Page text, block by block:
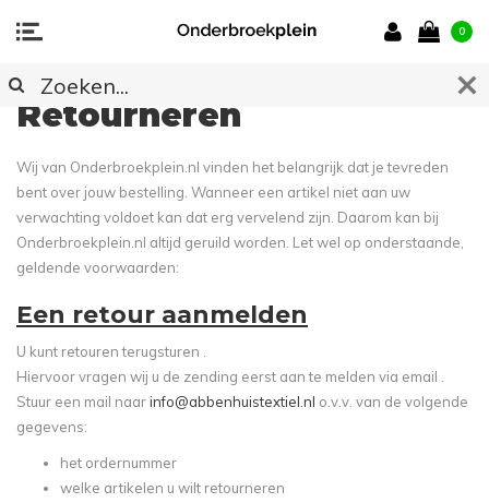
0
Retourneren
Wij van Onderbroekplein.nl vinden het belangrijk dat je tevreden
bent over jouw bestelling. Wanneer een artikel niet aan uw
verwachting voldoet kan dat erg vervelend zijn. Daarom kan bij
Onderbroekplein.nl altijd geruild worden. Let wel op onderstaande,
geldende voorwaarden:
Een retour aanmelden
U kunt retouren terugsturen .
Hiervoor vragen wij u de zending eerst aan te melden via email .
Stuur een mail naarinfo@abbenhuistextiel.nl o.v.v. van de volgende
gegevens:
het ordernummer
welke artikelen u wilt retourneren